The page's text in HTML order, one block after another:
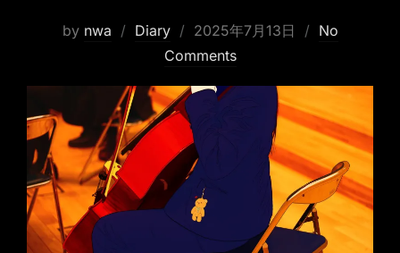
by nwa Diary
Posted
on
2025年7月13日
No
Comments